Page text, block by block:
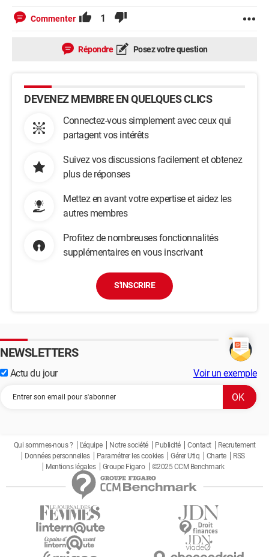
Commenter 1
Répondre Posez votre question
DEVENEZ MEMBRE EN QUELQUES CLICS
Connectez-vous simplement avec ceux qui
partagent vos intérêts
Suivez vos discussions facilement et obtenez
plus de réponses
Mettez en avant votre expertise et aidez les
autres membres
Profitez de nombreuses fonctionnalités
supplémentaires en vous inscrivant
S'INSCRIRE
NEWSLETTERS
Actu du jour Voir un exemple
Qui sommes-nous ? L'équipe Notre société Publicité Contact
Recrutement
Données personnelles
Paramétrer les cookies Gérer Utiq Charte
RSS
Mentions légales
Groupe Figaro ©2025 CCM Benchmark